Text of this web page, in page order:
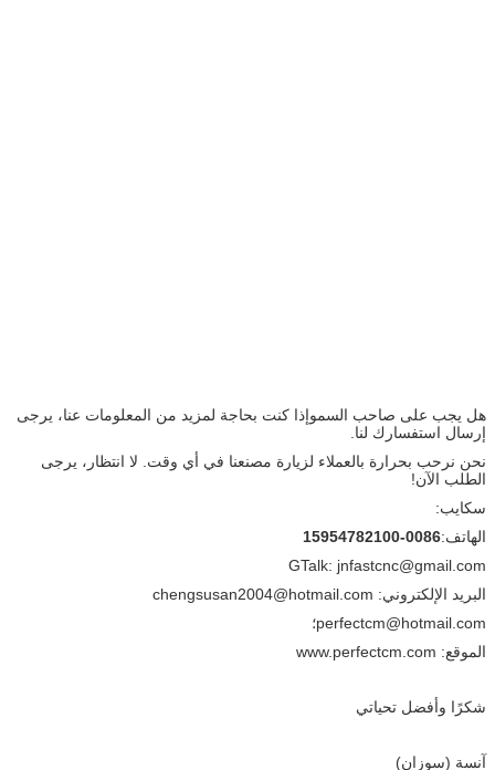
هل يجب على صاحب السموإذا كنت بحاجة لمزيد من المعلومات عنا، يرجى
إرسال استفسارك لنا.
نحن نرحب بحرارة بالعملاء لزيارة مصنعنا في أي وقت. لا انتظار، يرجى
الطلب الآن!
سكايب:
الهاتف:0086-15954782100
GTalk: jnfastcnc@gmail.com
البريد الإلكتروني: chengsusan2004@hotmail.com
perfectcm@hotmail.com؛
الموقع: www.perfectcm.com
شكرًا وأفضل تحياتي
آنسة (سوزان)